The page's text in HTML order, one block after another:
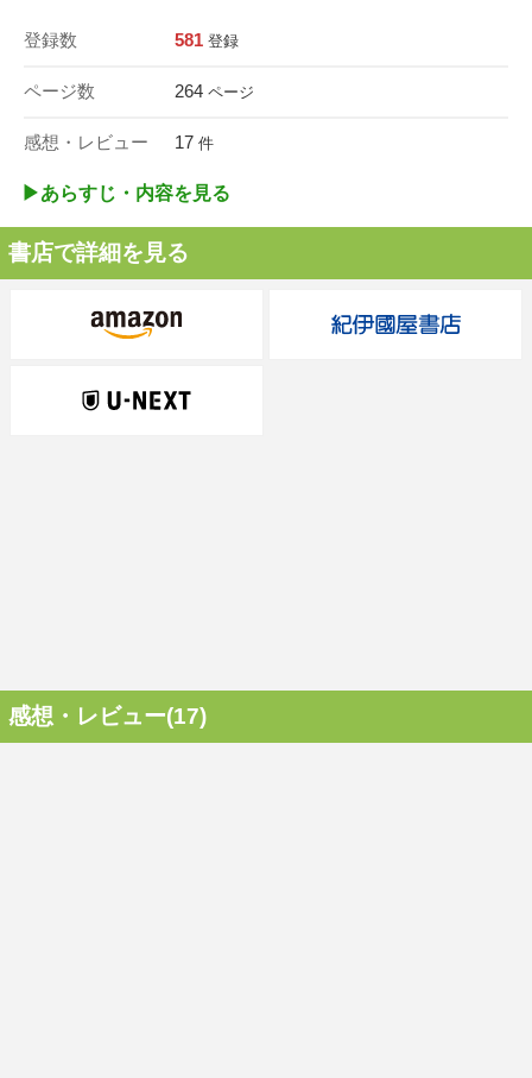
登録数 581 登録
ページ数 264 ページ
感想・レビュー 17 件
▶︎あらすじ・内容を見る
書店で詳細を見る
感想・レビュー(17)